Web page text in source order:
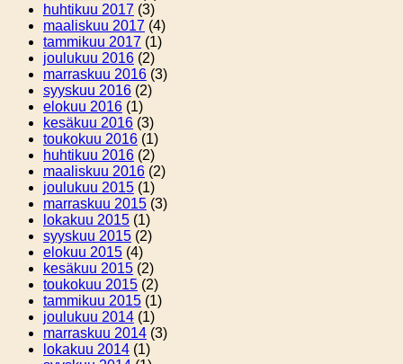
huhtikuu 2017 (3)
maaliskuu 2017 (4)
tammikuu 2017 (1)
joulukuu 2016 (2)
marraskuu 2016 (3)
syyskuu 2016 (2)
elokuu 2016 (1)
kesäkuu 2016 (3)
toukokuu 2016 (1)
huhtikuu 2016 (2)
maaliskuu 2016 (2)
joulukuu 2015 (1)
marraskuu 2015 (3)
lokakuu 2015 (1)
syyskuu 2015 (2)
elokuu 2015 (4)
kesäkuu 2015 (2)
toukokuu 2015 (2)
tammikuu 2015 (1)
joulukuu 2014 (1)
marraskuu 2014 (3)
lokakuu 2014 (1)